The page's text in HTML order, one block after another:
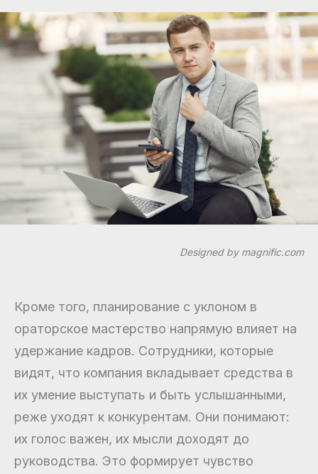
Designed by magnific.com
Кроме того, планирование с уклоном в
ораторское мастерство напрямую влияет на
удержание кадров. Сотрудники, которые
видят, что компания вкладывает средства в
их умение выступать и быть услышанными,
реже уходят к конкурентам. Они понимают:
их голос важен, их мысли доходят до
руководства. Это формирует чувство